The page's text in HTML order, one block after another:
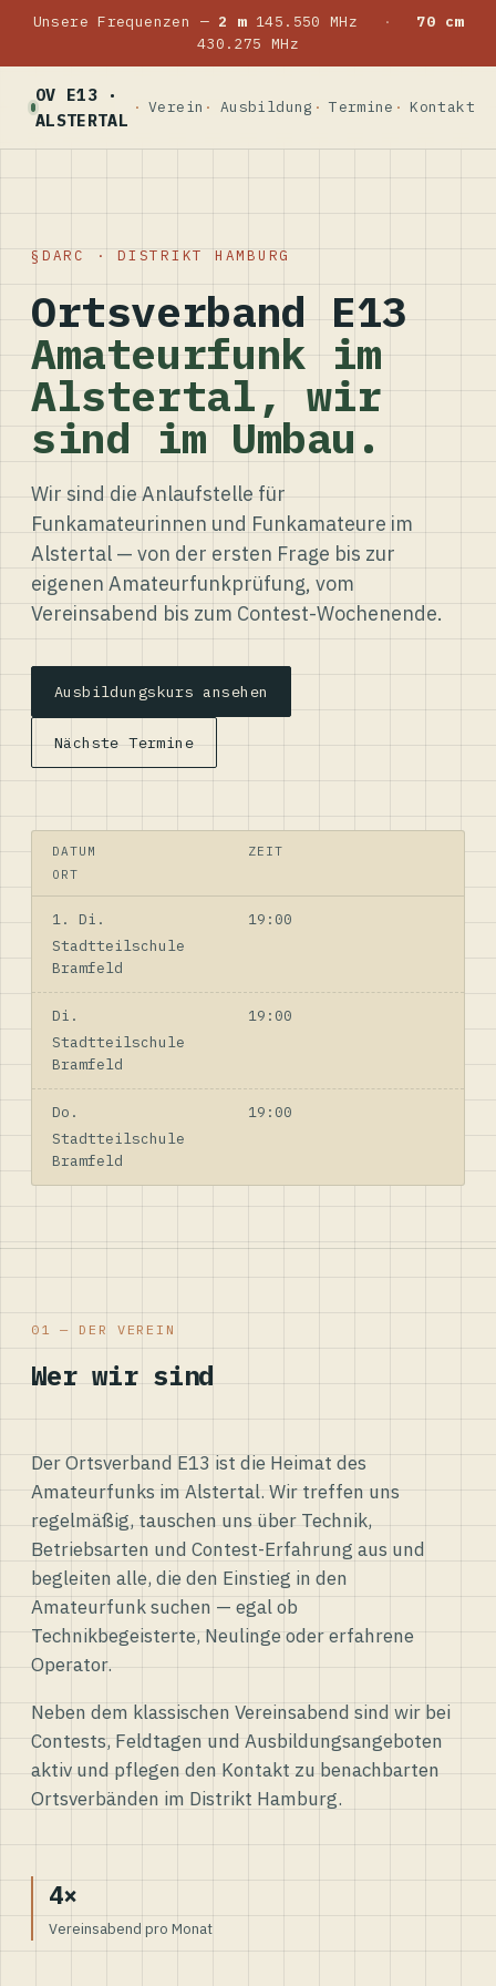
Unsere Frequenzen — 2 m145.550 MHz ·
70 cm
430.275 MHz
OV E13 ·
ALSTERTAL
Verein Ausbildung Termine Kontakt
DARC · DISTRIKT HAMBURG
Ortsverband E13
Amateurfunk im
Alstertal, wir
sind im Umbau.
Wir sind die Anlaufstelle für
Funkamateurinnen und Funkamateure im
Alstertal — von der ersten Frage bis zur
eigenen Amateurfunkprüfung, vom
Vereinsabend bis zum Contest-Wochenende.
Ausbildungskurs ansehen
Nächste Termine
DATUM
ZEIT
ORT
1. Di.
19:00
Stadtteilschule
Bramfeld
Di.
19:00
Stadtteilschule
Bramfeld
Do.
19:00
Stadtteilschule
Bramfeld
01 — DER VEREIN
Wer wir sind
Der Ortsverband E13 ist die Heimat des
Amateurfunks im Alstertal. Wir treffen uns
regelmäßig, tauschen uns über Technik,
Betriebsarten und Contest-Erfahrung aus und
begleiten alle, die den Einstieg in den
Amateurfunk suchen — egal ob
Technikbegeisterte, Neulinge oder erfahrene
Operator.
Neben dem klassischen Vereinsabend sind wir bei
Contests, Feldtagen und Ausbildungsangeboten
aktiv und pflegen den Kontakt zu benachbarten
Ortsverbänden im Distrikt Hamburg.
4×
Vereinsabend pro Monat